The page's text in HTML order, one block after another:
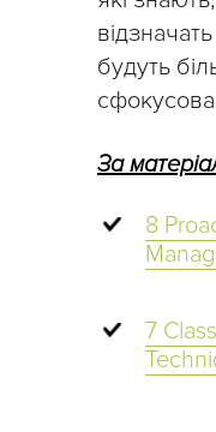
будуть
За
8
7